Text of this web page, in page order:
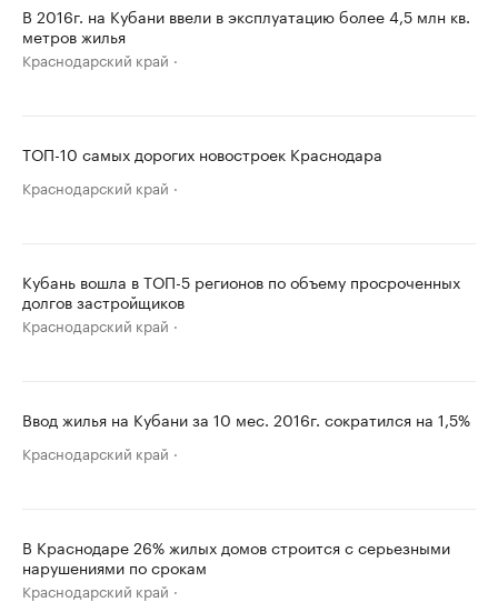
В 2016г. на Кубани ввели в эксплуатацию более 4,5 млн кв.
метров жилья
Краснодарский край
ТОП-10 самых дорогих новостроек Краснодара
Краснодарский край
Кубань вошла в ТОП-5 регионов по объему просроченных
долгов застройщиков
Краснодарский край
Ввод жилья на Кубани за 10 мес. 2016г. сократился на 1,5%
Краснодарский край
В Краснодаре 26% жилых домов строится с серьезными
нарушениями по срокам
Краснодарский край